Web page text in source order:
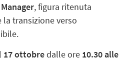
, figura ritenuta
transizione verso
17 ottobredalle ore 10.30 alle